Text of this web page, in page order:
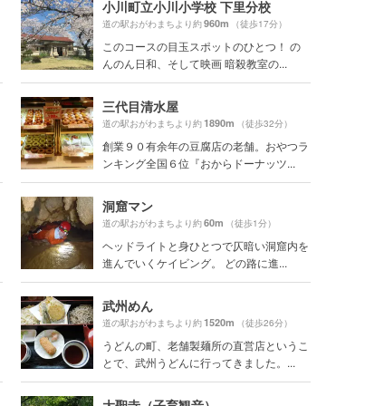
小川町立小川小学校 下里分校
道の駅おがわまちより約960m （徒歩17分）
このコースの目玉スポットのひとつ！ の
んのん日和、そして映画 暗殺教室の...
三代目清水屋
道の駅おがわまちより約1890m （徒歩32分）
創業９０有余年の豆腐店の老舗。おやつラ
ンキング全国６位『おからドーナッツ...
洞窟マン
道の駅おがわまちより約60m （徒歩1分）
ヘッドライトと身ひとつで仄暗い洞窟内を
進んでいくケイビング。 どの路に進...
武州めん
道の駅おがわまちより約1520m （徒歩26分）
うどんの町、老舗製麺所の直営店というこ
とで、武州うどんに行ってきました。...